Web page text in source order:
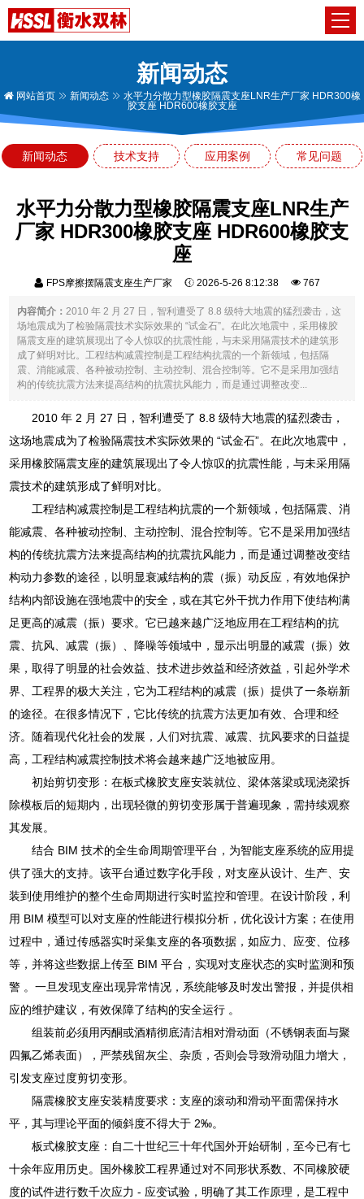
新闻动态
网站首页 新闻动态
水平力分散力型橡胶隔震支座LNR生产厂家 HDR300橡
胶支座 HDR600橡胶支座
新闻动态 技术支持 应用案例 常见问题
水平力分散力型橡胶隔震支座LNR生产
厂家 HDR300橡胶支座 HDR600橡胶支
座
FPS摩擦摆隔震支座生产厂家 2026-5-26 8:12:38 767
内容简介： 2010 年 2 月 27 日，智利遭受了 8.8 级特大地震的猛烈袭击，这
场地震成为了检验隔震技术实际效果的 “试金石”。在此次地震中，采用橡胶
隔震支座的建筑展现出了令人惊叹的抗震性能，与未采用隔震技术的建筑形
成了鲜明对比。工程结构减震控制是工程结构抗震的一个新领域，包括隔
震、消能减震、各种被动控制、主动控制、混合控制等。它不是采用加强结
构的传统抗震方法来提高结构的抗震抗风能力，而是通过调整改变...
2010 年 2 月 27 日，智利遭受了 8.8 级特大地震的猛烈袭击，
这场地震成为了检验隔震技术实际效果的 “试金石”。在此次地震中，
采用橡胶隔震支座的建筑展现出了令人惊叹的抗震性能，与未采用隔
震技术的建筑形成了鲜明对比。
工程结构减震控制是工程结构抗震的一个新领域，包括隔震、消
能减震、各种被动控制、主动控制、混合控制等。它不是采用加强结
构的传统抗震方法来提高结构的抗震抗风能力，而是通过调整改变结
构动力参数的途径，以明显衰减结构的震（振）动反应，有效地保护
结构内部设施在强地震中的安全，或在其它外干扰力作用下使结构满
足更高的减震（振）要求。它已越来越广泛地应用在工程结构的抗
震、抗风、减震（振）、降噪等领域中，显示出明显的减震（振）效
果，取得了明显的社会效益、技术进步效益和经济效益，引起外学术
界、工程界的极大关注，它为工程结构的减震（振）提供了一条崭新
的途径。在很多情况下，它比传统的抗震方法更加有效、合理和经
济。随着现代化社会的发展，人们对抗震、减震、抗风要求的日益提
高，工程结构减震控制技术将会越来越广泛地被应用。
初始剪切变形：在板式橡胶支座安装就位、梁体落梁或现浇梁拆
除模板后的短期内，出现轻微的剪切变形属于普遍现象，需持续观察
其发展。
结合 BIM 技术的全生命周期管理平台，为智能支座系统的应用提
供了强大的支持。该平台通过数字化手段，对支座从设计、生产、安
装到使用维护的整个生命周期进行实时监控和管理。在设计阶段，利
用 BIM 模型可以对支座的性能进行模拟分析，优化设计方案；在使用
过程中，通过传感器实时采集支座的各项数据，如应力、应变、位移
等，并将这些数据上传至 BIM 平台，实现对支座状态的实时监测和预
警 。一旦发现支座出现异常情况，系统能够及时发出警报，并提供相
应的维护建议，有效保障了结构的安全运行 。
组装前必须用丙酮或酒精彻底清洁相对滑动面（不锈钢表面与聚
四氟乙烯表面），严禁残留灰尘、杂质，否则会导致滑动阻力增大，
引发支座过度剪切变形。
隔震橡胶支座安装精度要求：支座的滚动和滑动平面需保持水
平，其与理论平面的倾斜度不得大于 2‰。
板式橡胶支座：自二十世纪三十年代国外开始研制，至今已有七
十余年应用历史。国外橡胶工程界通过对不同形状系数、不同橡胶硬
度的试件进行数千次应力 - 应变试验，明确了其工作原理，是工程中